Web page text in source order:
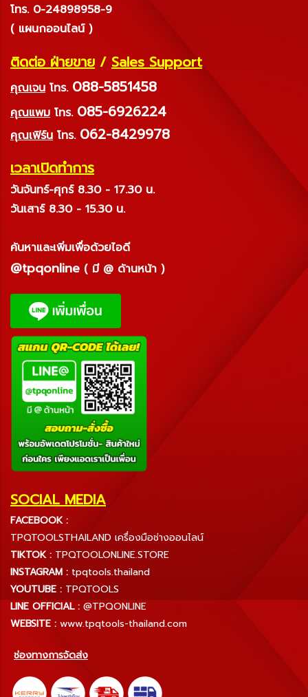
โทร. 0-24898958-9
( แผนกออนไลน์ )
ติดต่อ ฝ่ายขาย / Sales Support
คุณเจน โทร. 088-5851458
คุณแพม โทร. 085-6926224
คุณเฟิร์น โทร. 062-8429978
เวลาเปิดทำการ
วันจันทร์-ศุกร์ 8.30 - 17.30 น.
วันเสาร์ 8.30 - 15.30 น.
ค้นหาและเพิ่มเพื่อด้วยไอดี
@tpqonline ( มี @ ด้านหน้า )
SOCIAL MEDIA
FACEBOOK :
TPQTOOLSTHAILAND เครื่องมือช่างออนไลน์
TIKTOK : TPQTOOLONLINE.STORE
INSTAGRAM : tpqtools.thailand
YOUTUBE : TPQTOOLS
LINE OFFICIAL : @TPQONLINE
WEBSITE : www.tpqtools-thailand.com
ช่องทางการจัดส่ง